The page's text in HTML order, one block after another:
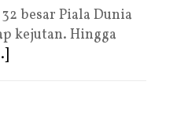
besar Piala Dunia
kejutan. Hingga